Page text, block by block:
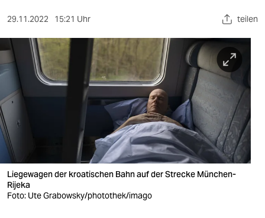
kultur
sport
berlin
nord
wahrheit
verlag
verlag
veranstaltungen
29.11.2022 15:21 Uhr teilen
Liegewagen der kroatischen Bahn auf der Strecke München-
Rijeka
Foto: Ute Grabowsky/photothek/imago